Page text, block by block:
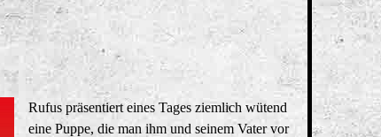
Rufus präsentiert eines Tages ziemlich wütend
eine Puppe, die man ihm und seinem Vater vor